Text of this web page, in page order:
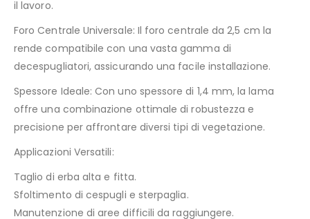
il lavoro.
Foro Centrale Universale: Il foro centrale da 2,5 cm la
rende compatibile con una vasta gamma di
decespugliatori, assicurando una facile installazione.
Spessore Ideale: Con uno spessore di 1,4 mm, la lama
offre una combinazione ottimale di robustezza e
precisione per affrontare diversi tipi di vegetazione.
Applicazioni Versatili:
Taglio di erba alta e fitta.
Sfoltimento di cespugli e sterpaglia.
Manutenzione di aree difficili da raggiungere.